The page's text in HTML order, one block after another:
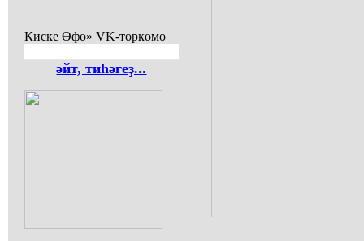
Киске Өфө» VK-төркөмө
әйт, тиһәгеҙ...